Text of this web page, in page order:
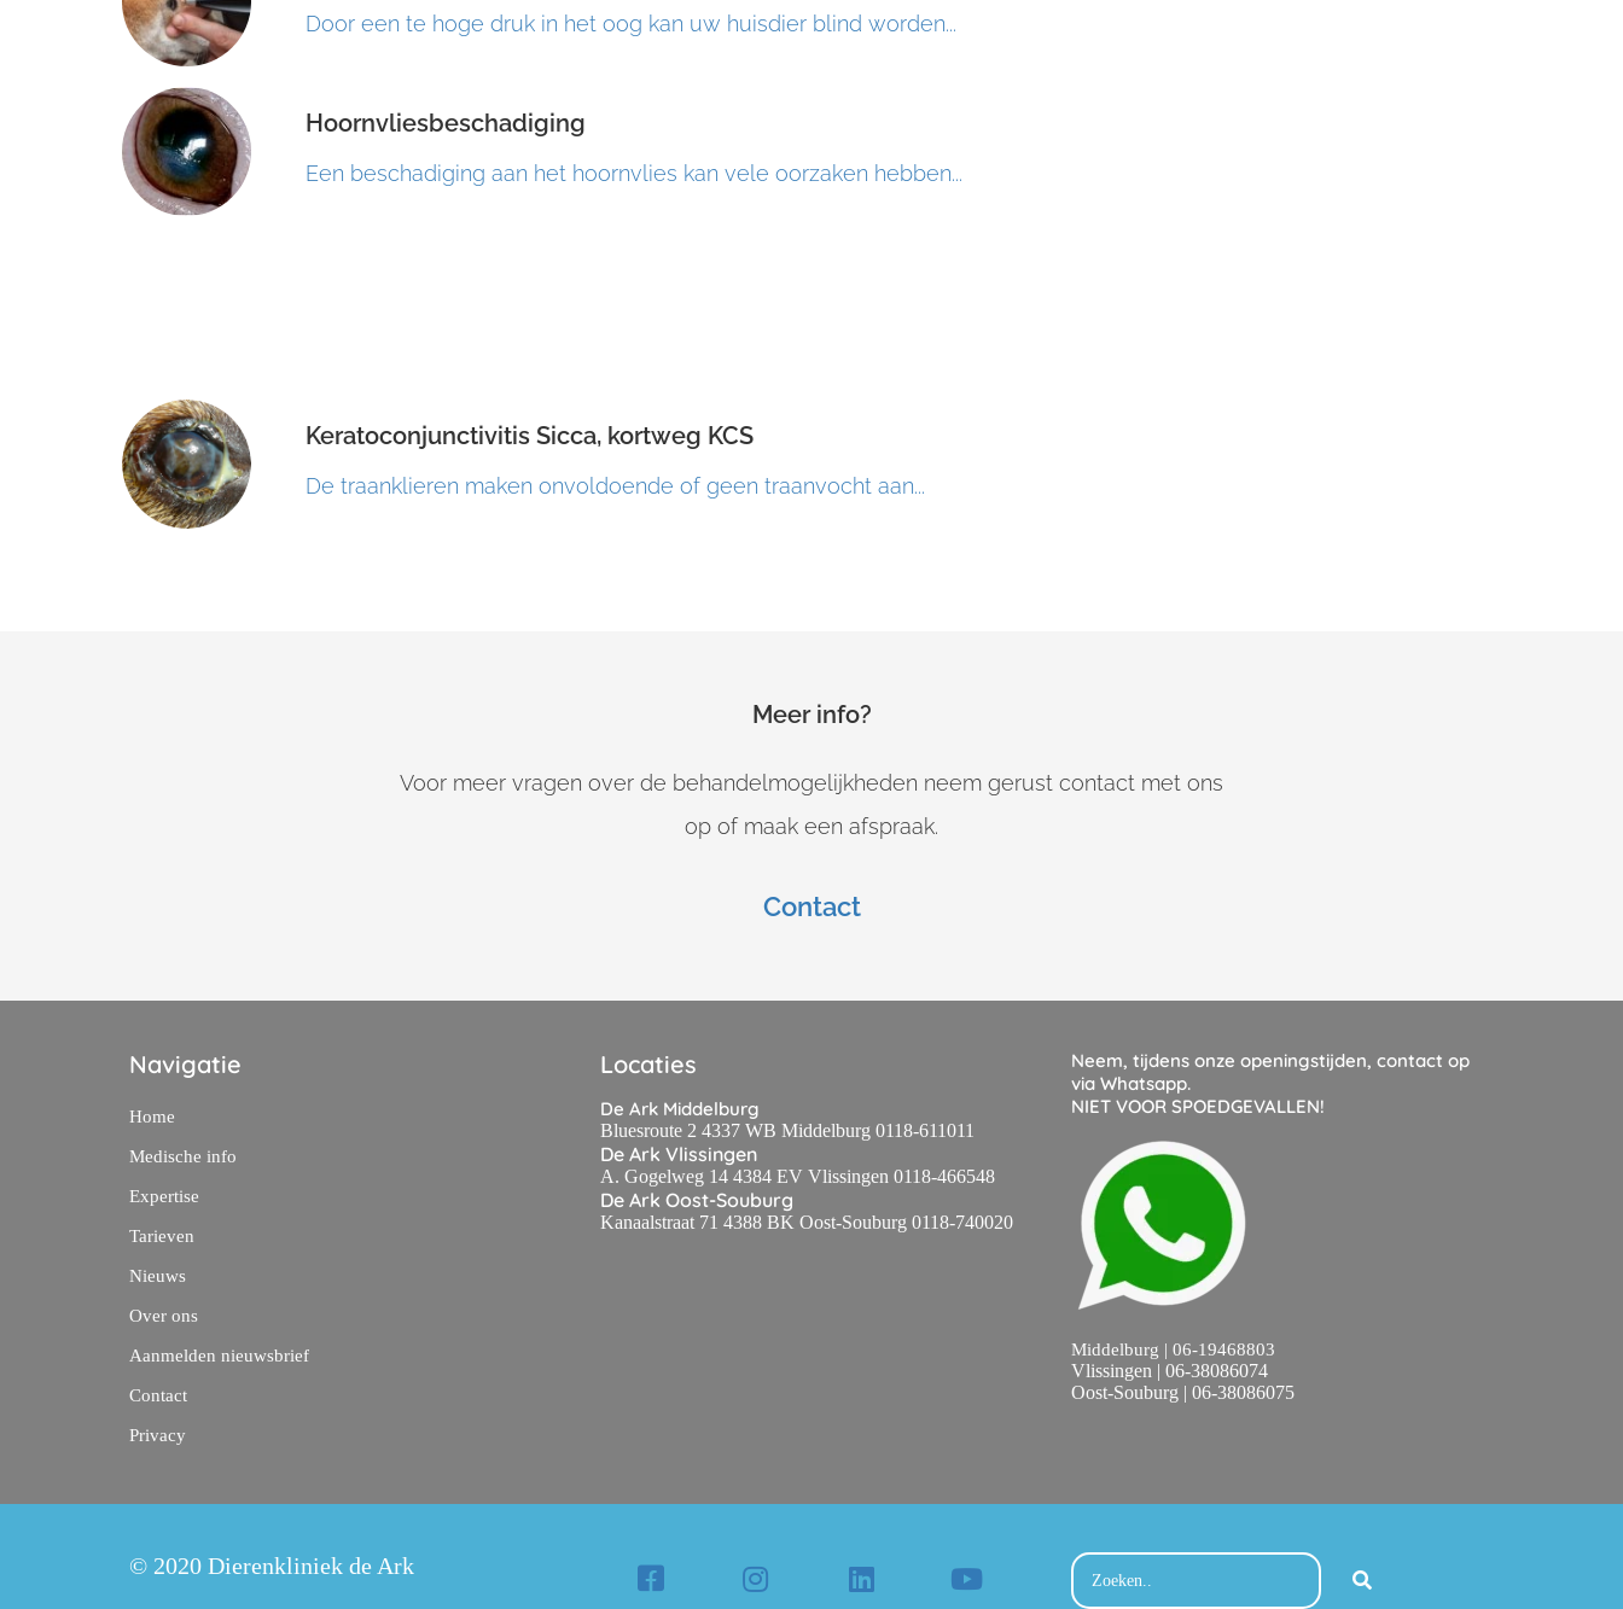
Door een te hoge druk in het oog kan uw huisdier blind worden...
Hoornvliesbeschadiging
Een beschadiging aan het hoornvlies kan vele oorzaken hebben...
Keratoconjunctivitis Sicca, kortweg KCS
De traanklieren maken onvoldoende of geen traanvocht aan...
Meer info?
Voor meer vragen over de behandelmogelijkheden neem gerust contact met ons
op of maak een afspraak.
Contact
Navigatie
Home
Medische info
Expertise
Tarieven
Nieuws
Over ons
Aanmelden nieuwsbrief
Contact
Privacy
Locaties
De Ark Middelburg
Bluesroute 2 4337 WB Middelburg 0118-611011
De Ark Vlissingen
A. Gogelweg 14 4384 EV Vlissingen 0118-466548
De Ark Oost-Souburg
Kanaalstraat 71 4388 BK Oost-Souburg 0118-740020
Neem, tijdens onze openingstijden, contact op
via Whatsapp.
NIET VOOR SPOEDGEVALLEN!
Middelburg | 06-19468803
Vlissingen | 06-38086074
Oost-Souburg | 06-38086075
© 2020 Dierenkliniek de Ark